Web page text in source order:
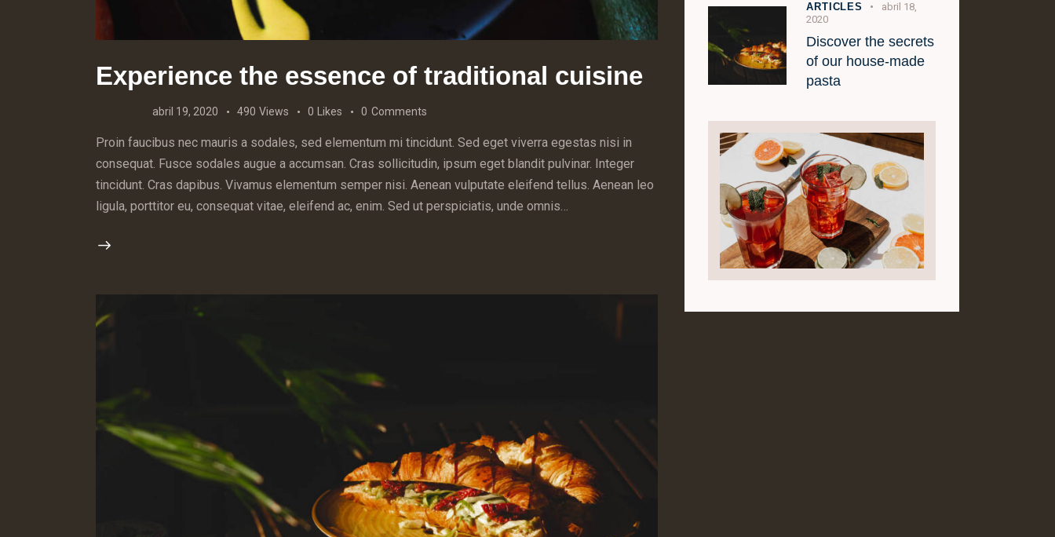
Experience the essence of traditional cuisine
abril 19, 2020 490 Views 0 Likes 0 Comments
Proin faucibus nec mauris a sodales, sed elementum mi tincidunt. Sed eget viverra egestas nisi in
consequat. Fusce sodales augue a accumsan. Cras sollicitudin, ipsum eget blandit pulvinar. Integer
tincidunt. Cras dapibus. Vivamus elementum semper nisi. Aenean vulputate eleifend tellus. Aenean leo
ligula, porttitor eu, consequat vitae, eleifend ac, enim. Sed ut perspiciatis, unde omnis…
ARTICLES
abril 18,
2020
Discover the secrets
of our house-made
pasta